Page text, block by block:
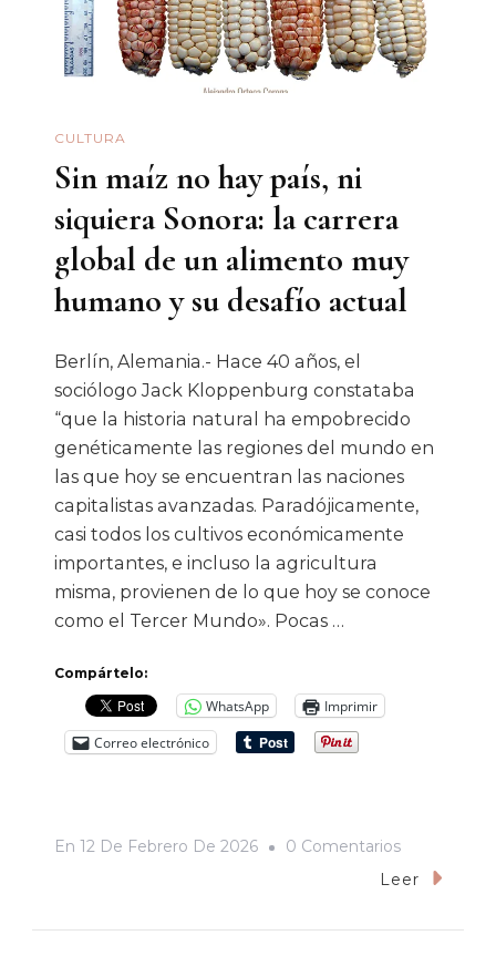
CULTURA
Sin maíz no hay país, ni
siquiera Sonora: la carrera
global de un alimento muy
humano y su desafío actual
Berlín, Alemania.- Hace 40 años, el
sociólogo Jack Kloppenburg constataba
“que la historia natural ha empobrecido
genéticamente las regiones del mundo en
las que hoy se encuentran las naciones
capitalistas avanzadas. Paradójicamente,
casi todos los cultivos económicamente
importantes, e incluso la agricultura
misma, provienen de lo que hoy se conoce
como el Tercer Mundo». Pocas …
Compártelo:
WhatsApp
Imprimir
Correo electrónico
En 12 De Febrero De 2026 0 ComentariosEn
Sin
Leer